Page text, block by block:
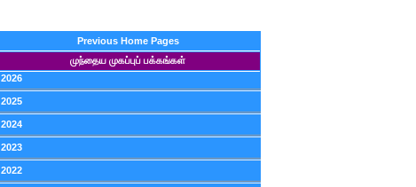
Previous Home Pages
முந்தைய முகப்புப் பக்கங்கள்
2026
2025
2024
2023
2022